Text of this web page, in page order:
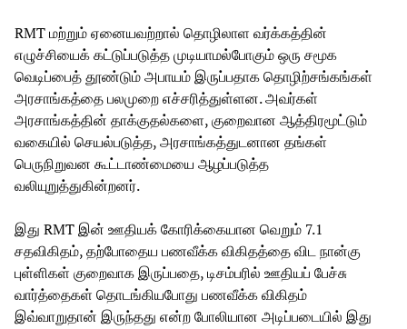
RMT மற்றும் ஏனையவற்றால் தொழிலாள வர்க்கத்தின்
எழுச்சியைக் கட்டுப்படுத்த முடியாமல்போகும் ஒரு சமூக
வெடிப்பைத் தூண்டும் அபாயம் இருப்பதாக தொழிற்சங்கங்கள்
அரசாங்கத்தை பலமுறை எச்சரித்துள்ளன. அவர்கள்
அரசாங்கத்தின் தாக்குதல்களை, குறைவான ஆத்திரமூட்டும்
வகையில் செயல்படுத்த, அரசாங்கத்துடனான தங்கள்
பெருநிறுவன கூட்டாண்மையை ஆழப்படுத்த
வலியுறுத்துகின்றனர்.
இது RMT இன் ஊதியக் கோரிக்கையான வெறும் 7.1
சதவிகிதம், தற்போதைய பணவீக்க விகிதத்தை விட நான்கு
புள்ளிகள் குறைவாக இருப்பதை, டிசம்பரில் ஊதியப் பேச்சு
வார்த்தைகள் தொடங்கியபோது பணவீக்க விகிதம்
இவ்வாறுதான் இருந்தது என்ற போலியான அடிப்படையில் இது